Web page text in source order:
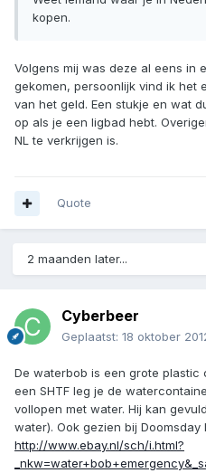
kopen.
Volgens mij was deze al eens in
gekomen, persoonlijk vind ik het
van het geld. Een stukje en wat
op als je een ligbad hebt.
NL te verkrijgen is.
Quote
2 maanden later...
Cyberbeer
Geplaatst: 18 oktober
De waterbob is een grote plastic
een SHTF leg je de
vollopen met water. Hij kan
water). Ook gezien bij Doomsday
http://www.ebay.nl/sch/i.html?